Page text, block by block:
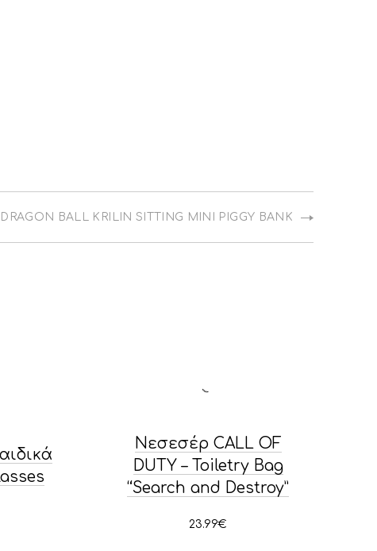
BALL KRILIN SITTING MINI PIGGY BANK
Νεσεσέρ CALL OF
DUTY – Toiletry Bag
“Search and Destroy”
23.99€